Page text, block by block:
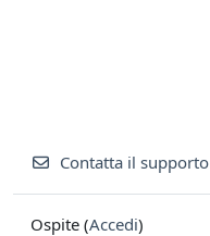
Contatta il supporto
Ospite (Accedi)